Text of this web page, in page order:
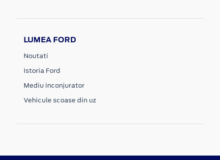
LUMEA FORD
Noutati
Istoria Ford
Mediu inconjurator
Vehicule scoase din uz